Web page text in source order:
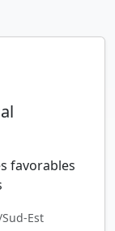
favorables
Est